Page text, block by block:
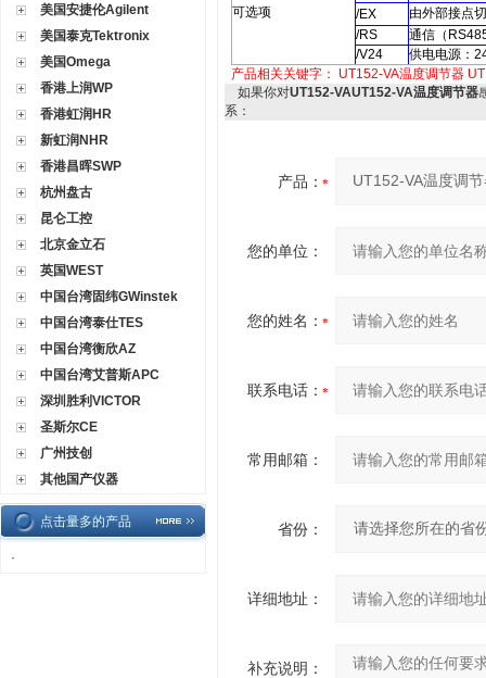
美国安捷伦Agilent
美国泰克Tektronix
美国Omega
香港上润WP
香港虹润HR
新虹润NHR
香港昌晖SWP
杭州盘古
昆仑工控
北京金立石
英国WEST
中国台湾固纬GWinstek
中国台湾泰仕TES
中国台湾衡欣AZ
中国台湾艾普斯APC
深圳胜利VICTOR
圣斯尔CE
广州技创
其他国产仪器
点击量多的产品
·
可选项
/EX
由外部接点
/RS
通信 （
/V24
供电电源：
产品相关关键字： UT152-VA温度调节器
如果你对UT152-VAUT152-VA温度调节器
系：
产品：
您的单位：
您的姓名：
联系电话：
常用邮箱：
省份：
详细地址：
补充说明：